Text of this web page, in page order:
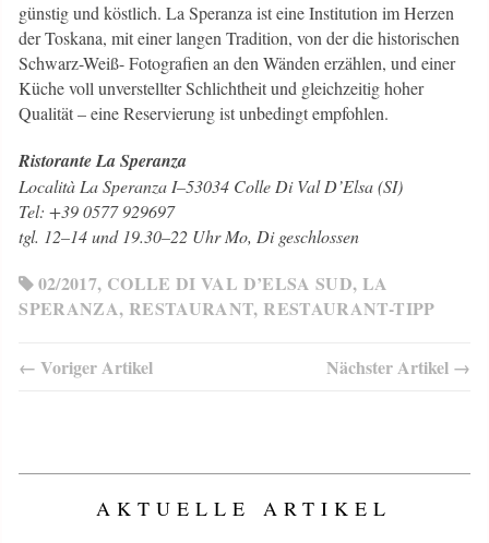
günstig und köstlich. La Speranza ist eine Institution im Herzen
der Toskana, mit einer langen Tradition, von der die historischen
Schwarz-Weiß- Fotografien an den Wänden erzählen, und einer
Küche voll unverstellter Schlichtheit und gleichzeitig hoher
Qualität – eine Reservierung ist unbedingt empfohlen.
Ristorante La Speranza
Località La Speranza I–53034 Colle Di Val D’Elsa (SI)
Tel: +39 0577 929697
tgl. 12–14 und 19.30–22 Uhr Mo, Di geschlossen
02/2017, COLLE DI VAL D’ELSA SUD, LA
SPERANZA, RESTAURANT, RESTAURANT-TIPP
← Voriger Artikel Nächster Artikel →
AKTUELLE ARTIKEL